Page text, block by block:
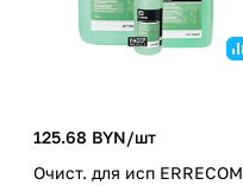
125.68 BYN/шт
Очист. для исп ERRECOM